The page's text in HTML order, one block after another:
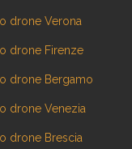
drone Verona
drone Firenze
drone Bergamo
drone Venezia
drone Brescia